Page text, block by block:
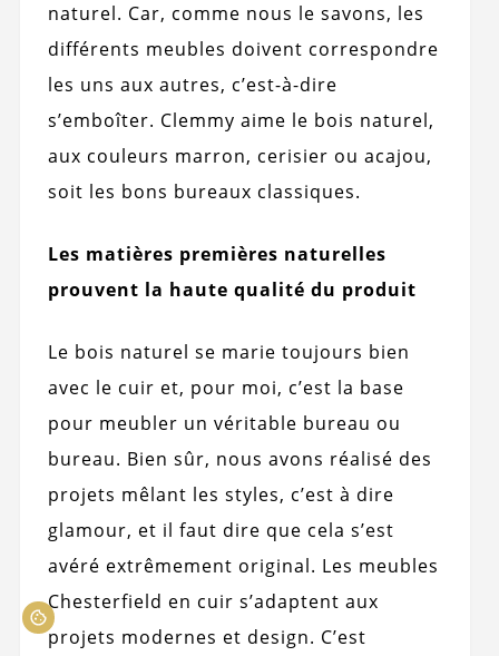
naturel. Car, comme nous le savons, les
différents meubles doivent correspondre
les uns aux autres, c’est-à-dire
s’emboîter. Clemmy aime le bois naturel,
aux couleurs marron, cerisier ou acajou,
soit les bons bureaux classiques.
Les matières premières naturelles
prouvent la haute qualité du produit
Le bois naturel se marie toujours bien
avec le cuir et, pour moi, c’est la base
pour meubler un véritable bureau ou
bureau. Bien sûr, nous avons réalisé des
projets mêlant les styles, c’est à dire
glamour, et il faut dire que cela s’est
avéré extrêmement original. Les meubles
Chesterfield en cuir s’adaptent aux
projets modernes et design. C’est